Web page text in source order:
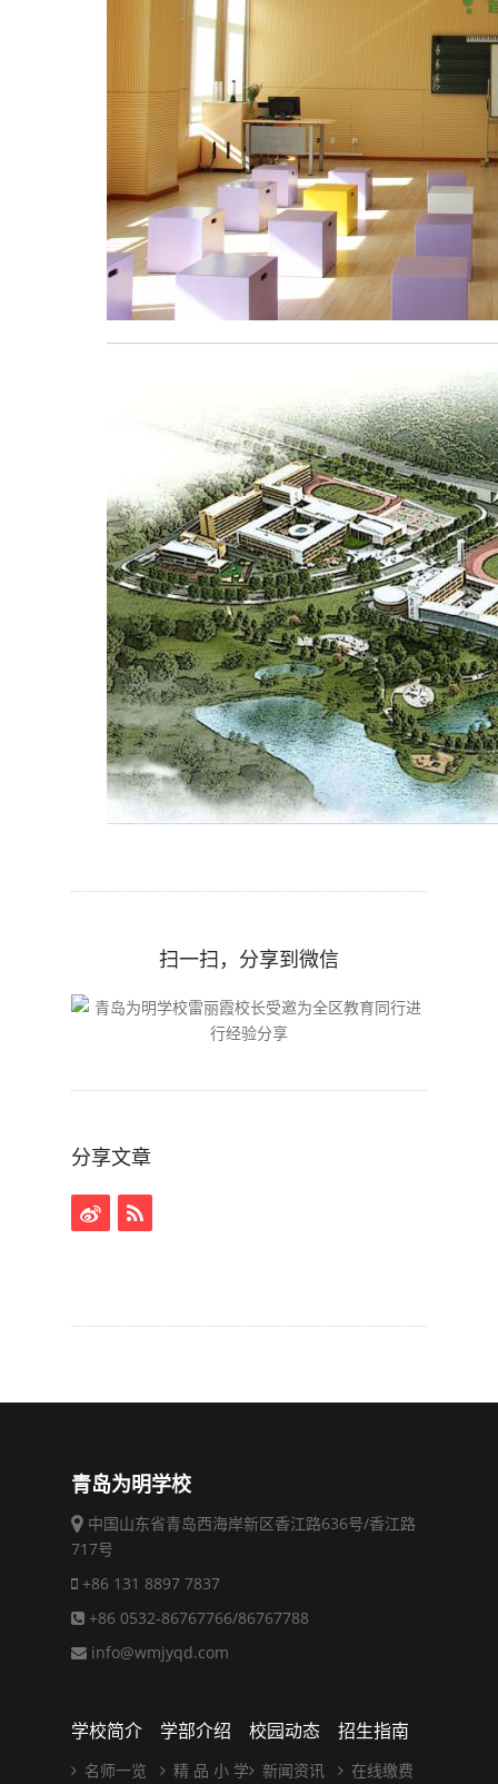
扫一扫，分享到微信
分享文章
青岛为明学校
中国山东省青岛西海岸新区香江路636号/香江路
717号
+86 131 8897 7837
+86 0532-86767766/86767788
info@wmjyqd.com
学校简介
名师一览
学部介绍
精 品 小 学
校园动态
新闻资讯
招生指南
在线缴费